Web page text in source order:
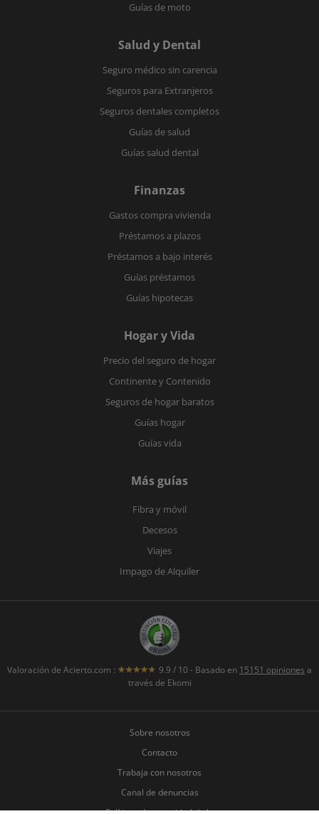
Guías de moto
Salud y Dental
Seguro médico sin carencia
Seguros para Extranjeros
Seguros dentales completos
Guías de salud
Guías salud dental
Finanzas
Gastos compra vivienda
Préstamos a plazos
Préstamos a bajo interés
Guías préstamos
Guías hipotecas
Hogar y Vida
Precio del seguro de hogar
Continente y Contenido
Seguros de hogar baratos
Guías hogar
Guías vida
Más guías
Fibra y móvil
Decesos
Viajes
Impago de Alquiler
Valoración de Acierto.com : 9.9 / 10 - Basado en 15151 opiniones a
través de Ekomi
Sobre nosotros
Contacto
Trabaja con nosotros
Canal de denuncias